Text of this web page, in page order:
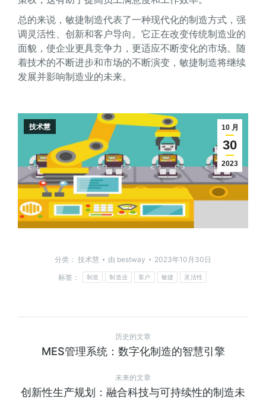
总的来说，敏捷制造代表了一种现代化的制造方式，强
调灵活性、创新和客户导向。它正在改变传统制造业的
面貌，使企业更具竞争力，更适应不断变化的市场。随
着技术的不断进步和市场的不断演变，敏捷制造将继续
发展并影响制造业的未来。
10 月
30
2023
技术慧
分类： 技术慧 由 bestway
2023年10月30日
标签：
制造 制造业 客户 敏捷 灵活性
历史的文章
MES管理系统：数字化制造的智慧引擎
未来的文章
创新性生产规划：融合科技与可持续性的制造未